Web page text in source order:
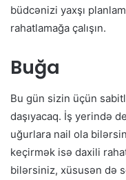
büdcənizi yaxşı
rahatlamağa çalışın.
Buğa
Bu gün sizin üçün
daşıyacaq. İş yerində
uğurlara nail ola
keçirmək isə daxili
bilərsiniz, xüsusən də